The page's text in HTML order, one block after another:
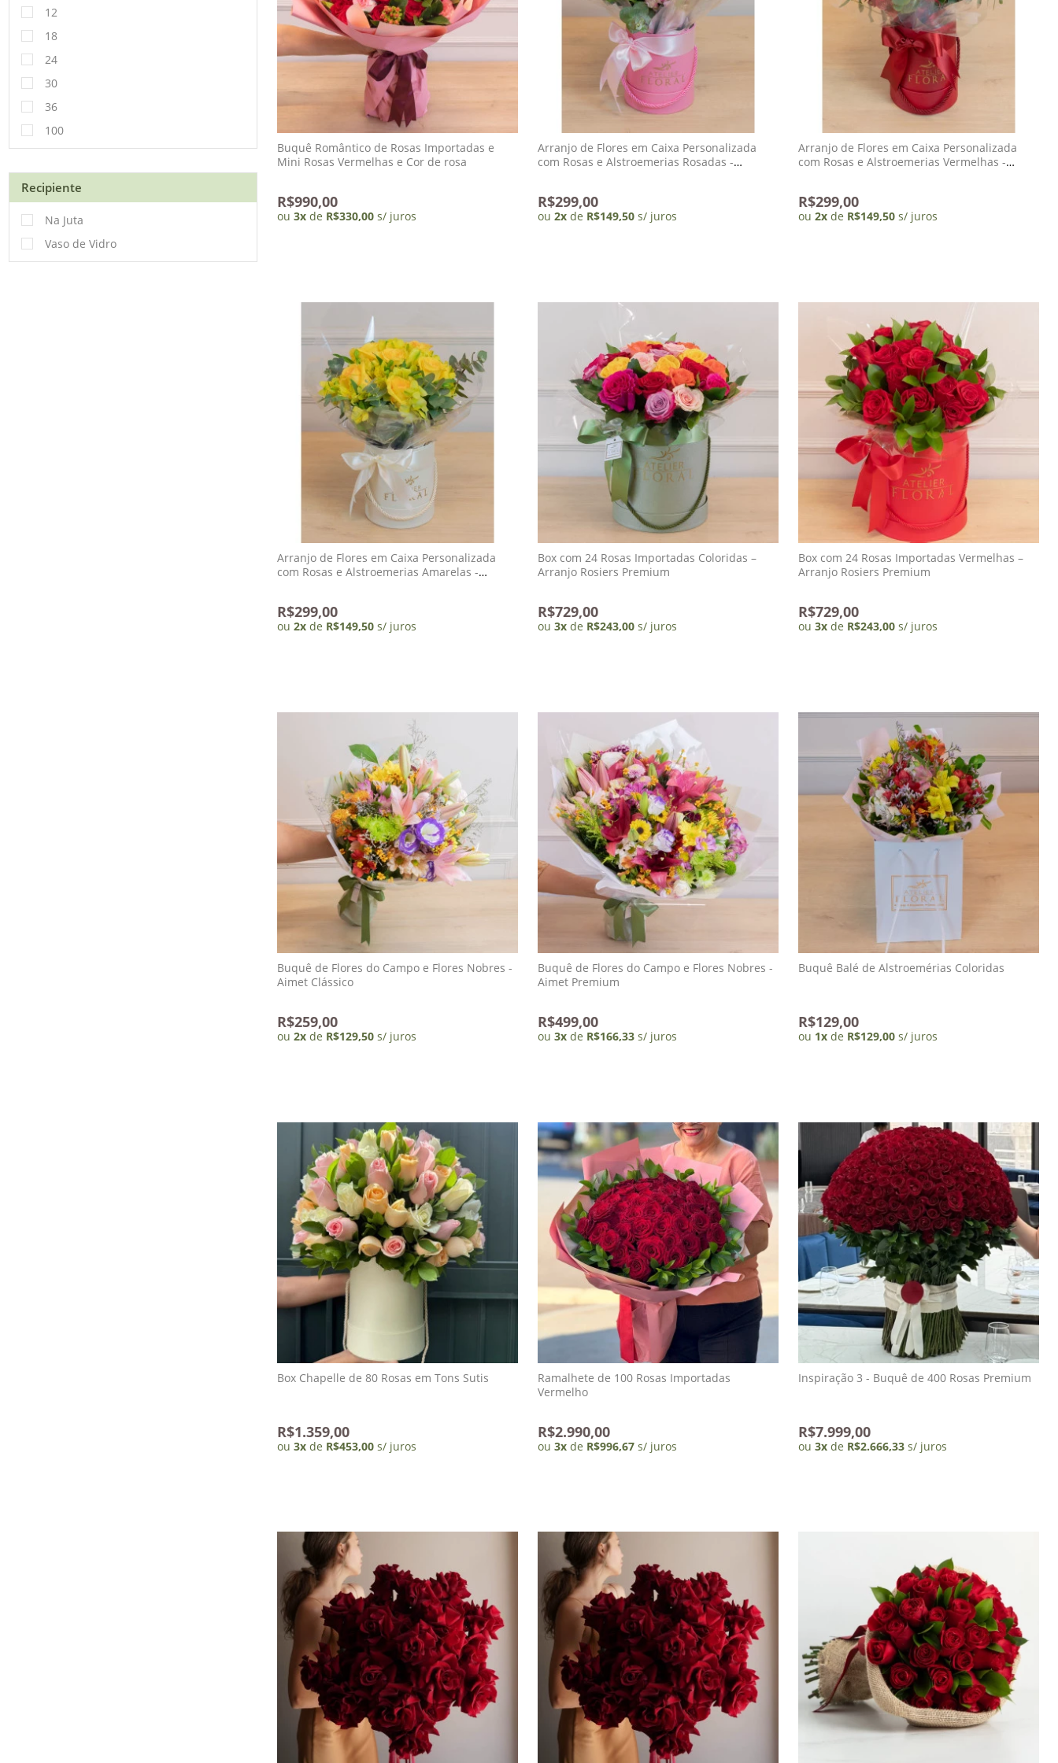
12
18
24
30
36
100
Recipiente
Na Juta
Vaso de Vidro
Buquê Romântico de Rosas Importadas e
Mini Rosas Vermelhas e Cor de rosa
R$990,00
ou 3xde R$330,00s/ juros
Arranjo de Flores em Caixa Personalizada
com Rosas e Alstroemerias Rosadas -
R$299,00
ou 2xde R$149,50s/ juros
Arranjo de Flores em Caixa Personalizada
com Rosas e Alstroemerias Vermelhas -
R$299,00
ou 2xde R$149,50s/ juros
Arranjo de Flores em Caixa Personalizada
com Rosas e Alstroemerias Amarelas -
R$299,00
ou 2xde R$149,50s/ juros
Box com 24 Rosas Importadas Coloridas –
Arranjo Rosiers Premium
R$729,00
ou 3xde R$243,00s/ juros
Box com 24 Rosas Importadas Vermelhas –
Arranjo Rosiers Premium
R$729,00
ou 3xde R$243,00s/ juros
Buquê de Flores do Campo e Flores Nobres -
Aimet Clássico
R$259,00
ou 2xde R$129,50s/ juros
Buquê de Flores do Campo e Flores Nobres -
Aimet Premium
R$499,00
ou 3xde R$166,33s/ juros
Buquê Balé de Alstroemérias Coloridas
R$129,00
ou 1xde R$129,00s/ juros
Box Chapelle de 80 Rosas em Tons Sutis
R$1.359,00
ou 3xde R$453,00s/ juros
Ramalhete de 100 Rosas Importadas
Vermelho
R$2.990,00
ou 3xde R$996,67s/ juros
Inspiração 3 - Buquê de 400 Rosas Premium
R$7.999,00
ou 3xde R$2.666,33s/ juros